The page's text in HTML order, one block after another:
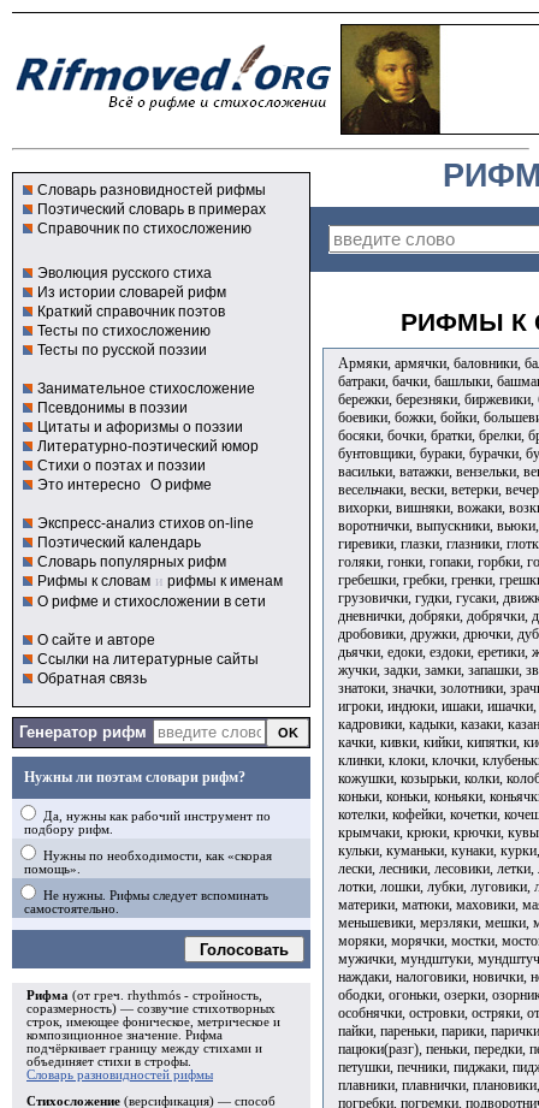
Словарь разновидностей рифмы
Поэтический словарь в примерах
Справочник по стихосложению
Эволюция русского стиха
Из истории словарей рифм
Краткий справочник поэтов
Тесты по стихосложению
Тесты по русской поэзии
Занимательное стихосложение
Псевдонимы в поэзии
Цитаты и афоризмы о поэзии
Литературно-поэтический юмор
Стихи о поэтах и поэзии
Это интересно О рифме
Экспресс-анализ стихов on-line
Поэтический календарь
Словарь популярных рифм
Рифмы к словам и рифмы к именам
О рифме и стихосложении в сети
О сайте и авторе
Ссылки на литературные сайты
Обратная связь
Генератор рифм
Нужны ли поэтам словари рифм?
Да, нужны как рабочий инструмент по
подбору рифм.
Нужны по необходимости, как «скорая
помощь».
Не нужны. Рифмы следует вспоминать
самостоятельно.
Голосовать
Рифма (от греч. rhythmós - стройность,
соразмерность) — созвучие стихотворных
строк, имеющее фоническое, метрическое и
композиционное значение. Рифма
подчёркивает границу между стихами и
объединяет стихи в строфы
Словарь разновидностей рифмы
Стихосложение (версификация) — способ
РИФМЫ К
Армяки, армячки, баловники,
батраки, бачки, башлыки,
бережки, березняки,
боевики, божки, бойки,
босяки, бочки, братки, брелки,
бунтовщики, бураки, бурачки,
васильки, ватажки, вензельки,
весельчаки, вески, ветерки,
вихорки, вишняки, вожаки,
воротнички, выпускники,
гиревики, глазки, глазники,
голяки, гонки, гопаки, горбки,
гребешки, гребки, гренки,
грузовички, гудки, гусаки,
дневнички, добряки,
дробовики, дружки, дрючки,
дьячки, едоки, ездоки,
жучки, задки, замки, запашки,
знатоки, значки, золотники,
игроки, индюки, ишаки, ишачки,
кадровики, кадыки, казаки,
качки, кивки, кийки, кипятки,
клинки, клоки, клочки,
кожушки, козырьки, колки,
коньки, коньки, коньяки,
котелки, кофейки, кочетки,
крымчаки, крюки, крючки,
кульки, куманьки, кунаки,
лески, лесники, лесовики,
лотки, лошки, лубки, луговики,
материки, матюки, маховики,
меньшевики, мерзляки, мешки,
моряки, морячки, мостки,
мужички, мундштуки,
наждаки, налоговики, новички,
ободки, огоньки, озерки,
особнячки, островки, остряки,
пайки, пареньки, парики,
пацюки(разг), пеньки, передки,
петушки, печники, пиджаки,
плавники, плавнички,
погребки, погремки,